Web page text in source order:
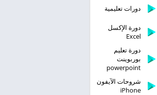
دورات تعليمية
دورة الإكسل
Excel
دورة تعليم
بوربوينت
powerpoint
شروحات الآيفون
iPhone